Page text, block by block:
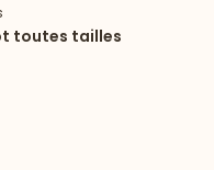
toutes tailles